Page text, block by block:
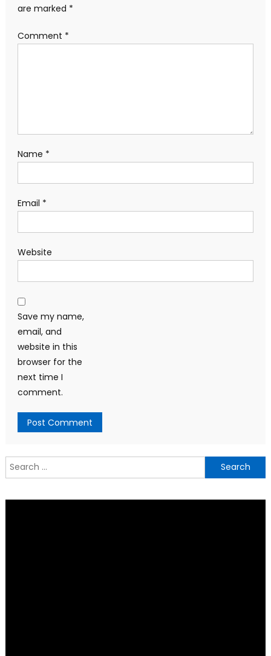
are marked *
Comment *
Name *
Email *
Website
Save my name,
email, and
website in this
browser for the
next time I
comment.
Search
for: